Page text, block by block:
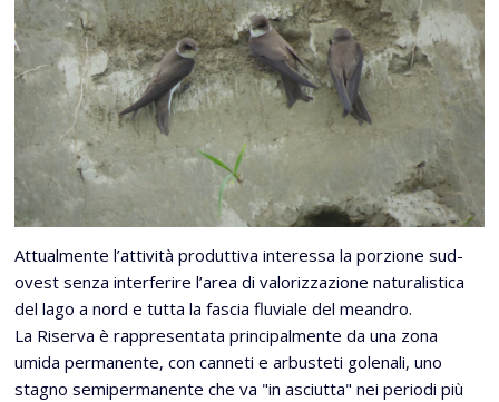
Attualmente l’attività produttiva interessa la porzione sud-
ovest senza interferire l’area di valorizzazione naturalistica
del lago a nord e tutta la fascia fluviale del meandro.
La Riserva è rappresentata principalmente da una zona
umida permanente, con canneti e arbusteti golenali, uno
stagno semipermanente che va "in asciutta" nei periodi più